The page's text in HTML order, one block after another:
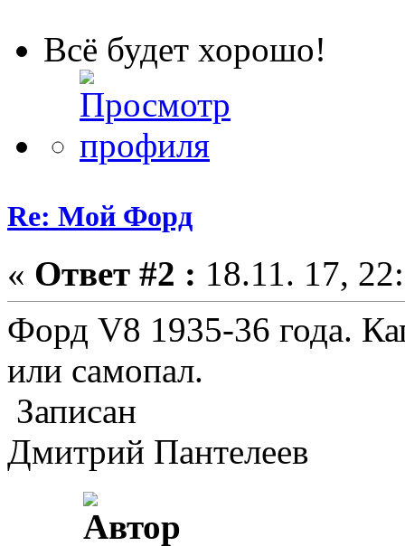
Всё будет хорошо!
Re: Мой Форд
« Ответ #2 : 18.11. 17,
Форд V8 1935-36 года.
или самопал.
Записан
Дмитрий Пантелеев